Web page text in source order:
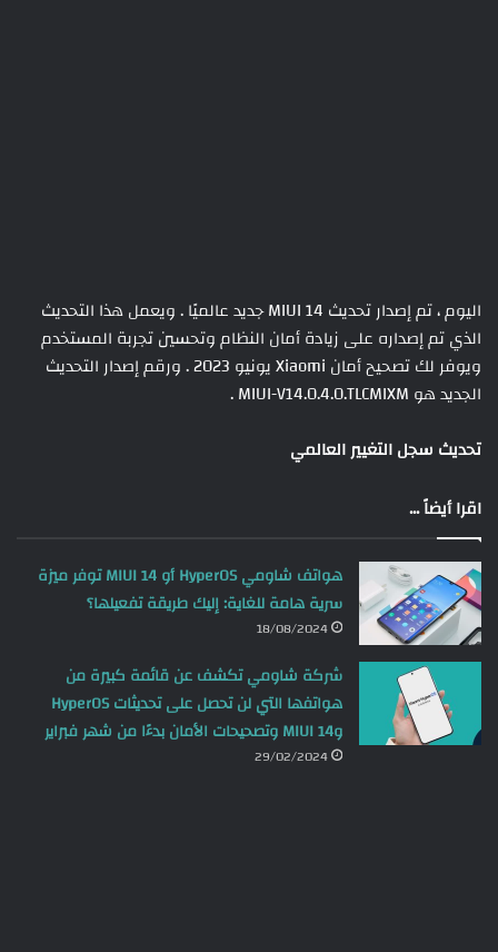
اليوم ، تم إصدار تحديث MIUI 14 جديد عالميًا . ويعمل هذا التحديث
الذي تم إصداره على زيادة أمان النظام وتحسين تجربة المستخدم
ويوفر لك تصحيح أمان Xiaomi يونيو 2023 . ورقم إصدار التحديث
الجديد هو MIUI-V14.0.4.0.TLCMIXM .
تحديث سجل التغيير العالمي
اقرا أيضاً ...
هواتف شاومي HyperOS أو MIUI 14 توفر ميزة
سرية هامة للغاية: إليك طريقة تفعيلها؟
18/08/2024
شركة شاومي تكشف عن قائمة كبيرة من
هواتفها التي لن تحصل على تحديثات HyperOS
وMIUI 14 وتصحيحات الأمان بدءًا من شهر فبراير
29/02/2024